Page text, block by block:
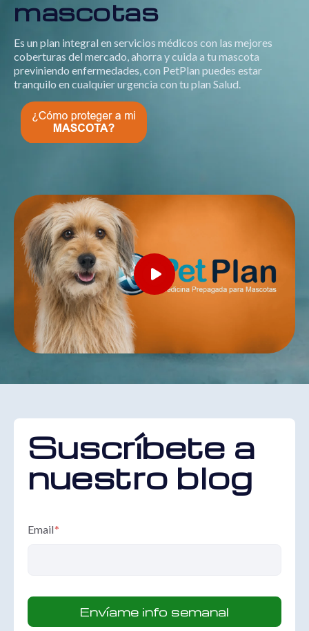
mascotas
Es un plan integral en servicios médicos con las mejores
coberturas del mercado, ahorra y cuida a tu mascota
previniendo enfermedades, con PetPlan puedes estar
tranquilo en cualquier urgencia con tu plan Salud.
Suscríbete a
nuestro blog
Email*